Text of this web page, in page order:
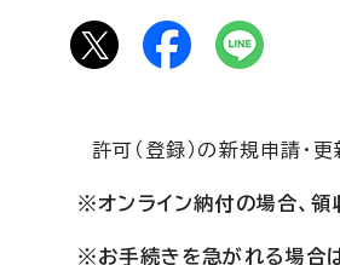
許可（登録）の新規申請・
※オンライン納付の場合、領
※お手続きを急がれる場合